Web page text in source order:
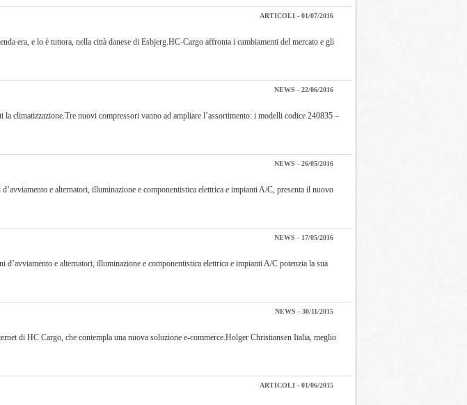
ARTICOLI - 01/07/2016
era, e lo è tuttora, nella città danese di Esbjerg.HC-Cargo affronta i cambiamenti del mercato e gli
NEWS - 22/06/2016
climatizzazione.Tre nuovi compressori vanno ad ampliare l’assortimento: i modelli codice 240835 –
NEWS - 26/05/2016
e alternatori, illuminazione e componentistica elettrica e impianti A/C, presenta il nuovo
NEWS - 17/05/2016
e alternatori, illuminazione e componentistica elettrica e impianti A/C potenzia la sua
NEWS - 30/11/2015
di HC Cargo, che contempla una nuova soluzione e-commerce.Holger Christiansen Italia, meglio
ARTICOLI - 01/06/2015